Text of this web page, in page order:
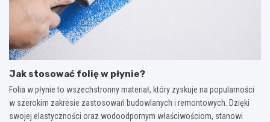
Jak stosować folię w płynie?
Folia w płynie to wszechstronny materiał, który zyskuje na popularności
w szerokim zakresie zastosowań budowlanych i remontowych. Dzięki
swojej elastyczności oraz wodoodpornym właściwościom, stanowi